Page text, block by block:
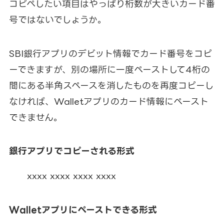
コピペしたい項目はやっぱり桁数が大きいカード番
号ではないでしょうか。
SBI銀行アプリのデビット情報でカード番号をコピ
ーできますが、別の場所に一度ペーストして4桁の
間にある半角スペースを消したものを再度コピーし
なければ、Walletアプリのカード情報にペースト
できません。
銀行アプリでコピーされる形式
xxxx xxxx xxxx xxxx
Walletアプリにペーストできる形式